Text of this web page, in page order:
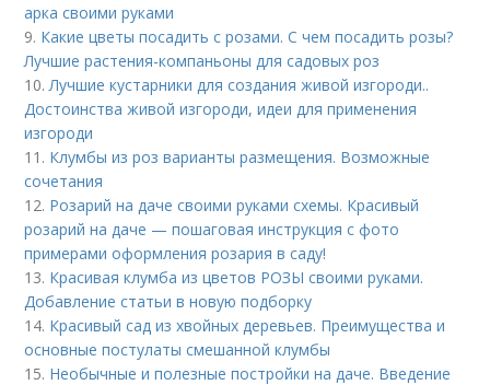
арка своими руками
9. Какие цветы посадить с розами. С чем посадить розы?
Лучшие растения-компаньоны для садовых роз
10. Лучшие кустарники для создания живой изгороди..
Достоинства живой изгороди, идеи для применения
изгороди
11. Клумбы из роз варианты размещения. Возможные
сочетания
12. Розарий на даче своими руками схемы. Красивый
розарий на даче — пошаговая инструкция с фото
примерами оформления розария в саду!
13. Красивая клумба из цветов РОЗЫ своими руками.
Добавление статьи в новую подборку
14. Красивый сад из хвойных деревьев. Преимущества и
основные постулаты смешанной клумбы
15. Необычные и полезные постройки на даче. Введение